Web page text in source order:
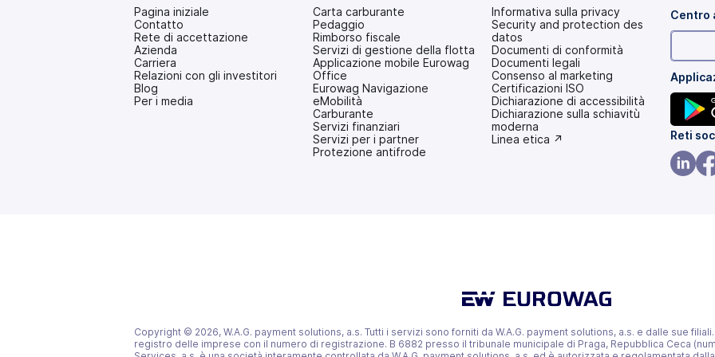
Pagina iniziale
Contatto
Rete di accettazione
Azienda
Carriera
Relazioni con gli investitori
(si
apre
Blog
Per i media
Carta carburante
Pedaggio
Rimborso fiscale
Servizi di gestione della flotta
Applicazione mobile Eurowag
Office
Eurowag Navigazione
eMobilità
Carburante
Servizi finanziari
Servizi per i partner
Protezione antifrode
Informativa sulla privacy
Security and protection des
datos
Documenti di conformità
Documenti legali
Consenso al marketing
Certificazioni ISO
Dichiarazione di accessibilità
(si
apre
in
Dichiarazione sulla schiavitù
moderna
(si
Linea etica ↗
Centro
(si
apre
in
Reti
Copyright © 2026, W.A.G. payment solutions, a.s. Tutti i servizi sono forniti da W.A.G. payment solutions, a.s. e dalle sue
registro delle imprese con il numero di registrazione. B 6882 presso il tribunale municipale di Praga, Repubblica Ceca